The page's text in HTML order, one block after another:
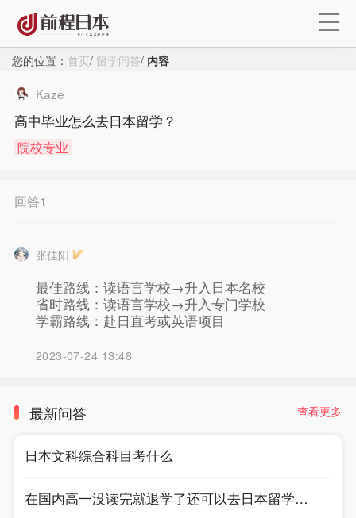
您的位置： 首页/ 留学问答/ 内容
Kaze
高中毕业怎么去日本留学？
院校专业
回答1
张佳阳
最佳路线：读语言学校→升入日本名校
省时路线：读语言学校→升入专门学校
学霸路线：赴日直考或英语项目
2023-07-24 13:48
最新问答 查看更多
日本文科综合科目考什么
在国内高一没读完就退学了还可以去日本留学吗？
注册